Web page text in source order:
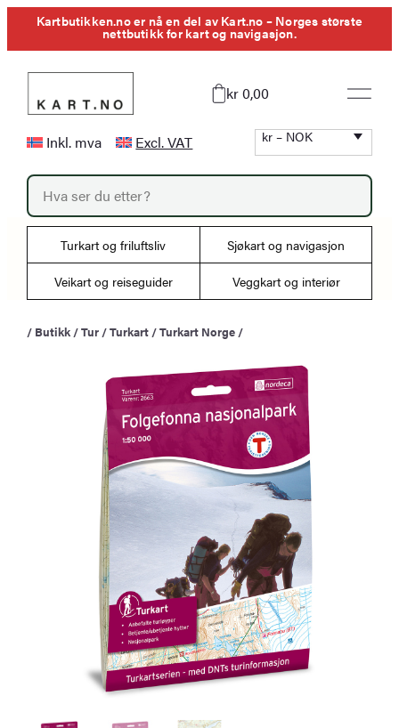
HoppKartbutikken.no er nå en del av Kart.no – Norges største
nettbutikk for kart og navigasjon.
kr 0,00
Inkl. mva Excl. VAT kr – NOK
P
o
d
t
r
Turkart og friluftsliv Sjøkart og navigasjon
Veikart og reiseguider Veggkart og interiør
/ Butikk /Tur /Turkart /Turkart Norge /